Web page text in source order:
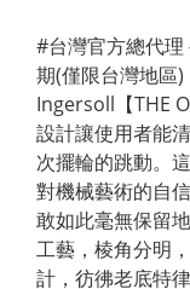
#台灣官方總代
期(僅限台灣地區)
Ingersoll【THE
設計讓使用者能
次擺輪的跳動。
對機械藝術的自
敢如此毫無保留
工藝，棱角分明
計，彷彿老底特